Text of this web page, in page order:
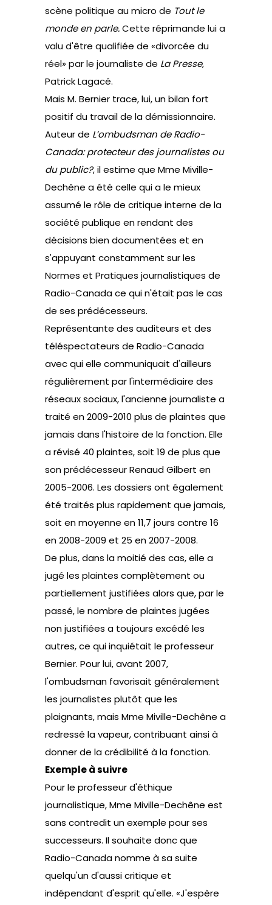
scène politique au micro de Tout le
monde en parle.Cette réprimande lui a
valud'être qualifiée de «divorcée du
réel» par le journaliste de La Presse,
Patrick Lagacé.
Mais M. Bernier trace, lui, un bilan fort
positif du travail de la démissionnaire.
Auteur de L’ombudsman de Radio-
Canada: protecteur des journalistes ou
du public?,il estime que Mme Miville-
Dechêne a été celle qui a le mieux
assumé le rôle de critique interne de la
société publique en rendant des
décisions bien documentées et en
s'appuyant constamment sur les
Normes et Pratiques journalistiques de
Radio-Canada ce qui n'était pas le cas
de ses prédécesseurs.
Représentante des auditeurs et des
téléspectateurs de Radio-Canada
avec qui elle communiquait d'ailleurs
régulièrement par l'intermédiaire des
réseaux sociaux, l'ancienne journaliste a
traité en 2009-2010 plus de plaintes que
jamais dans l'histoire de la fonction. Elle
a révisé 40 plaintes, soit 19 de plus que
son prédécesseur Renaud Gilbert en
2005-2006. Les dossiers ont également
été traités plus rapidement que jamais,
soit en moyenne en 11,7 jours contre 16
en 2008-2009 et 25 en 2007-2008.
De plus, dans la moitié des cas, elle a
jugé les plaintes complètement ou
partiellement justifiées alors que, par le
passé, le nombre de plaintes jugées
non justifiées a toujours excédé les
autres, ce qui inquiétait le professeur
Bernier. Pour lui, avant 2007,
l'ombudsman favorisait généralement
les journalistes plutôt que les
plaignants, mais Mme Miville-Dechêne a
redressé la vapeur, contribuant ainsi à
donner de la crédibilité à la fonction.
Exemple à suivre
Pour le professeur d'éthique
journalistique, Mme Miville-Dechêne est
sans contredit un exemple pour ses
successeurs. Il souhaite donc que
Radio-Canada nomme à sa suite
quelqu'un d'aussi critique et
indépendant d'esprit qu'elle. «J'espère